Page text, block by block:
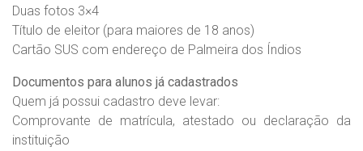
Duas fotos 3×4
Título de eleitor (para maiores de 18 anos)
Cartão SUS com endereço de Palmeira dos Índios
Documentos para alunos já cadastrados
Quem já possui cadastro deve levar:
Comprovante de matrícula, atestado ou declaração da
instituição